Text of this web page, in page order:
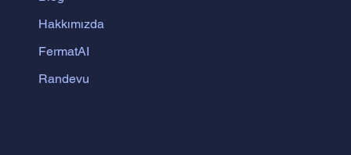
Hakkımızda
FermatAI
Randevu